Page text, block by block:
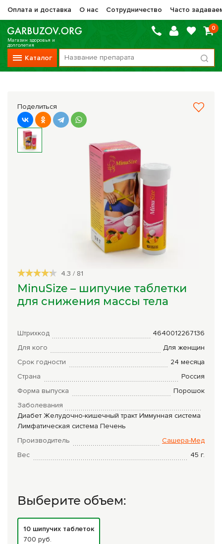
Оплата и доставка О нас Сотрудничество Часто
Магазин здоровья и
долголетия
Каталог
0
Препараты НТК Жизненная Сила
Сашера-Мед
Препараты при онкологии
Прочие фитопрепараты
Травяной чай
Специи
Натуральные растительные масла
Лечебные мази
Средства личной гигиены
Приборы лечебные
Книги Гарбузова Г.А.
Комплексные программы лечения
Поделиться
4.3 / 81
MinuSize – шипучие таблетки
для снижения массы тела
Штрихкод
4640012267136
Для кого
Для женщин
Срок годности
24 месяца
Страна
Россия
Форма выпуска
Порошок
Заболевания
Диабет Желудочно-кишечный тракт Иммунная система
Лимфатическая система Печень
Производитель
Сашера-Мед
Вес
45 г.
Выберите объем:
10 шипучих таблеток
700 руб.